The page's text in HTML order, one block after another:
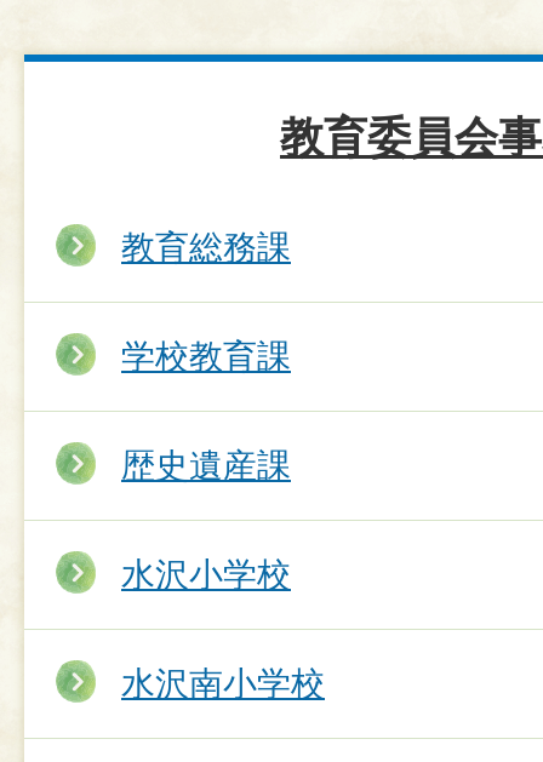
教育委員会
教育総務課
学校教育課
歴史遺産課
水沢小学校
水沢南小学校